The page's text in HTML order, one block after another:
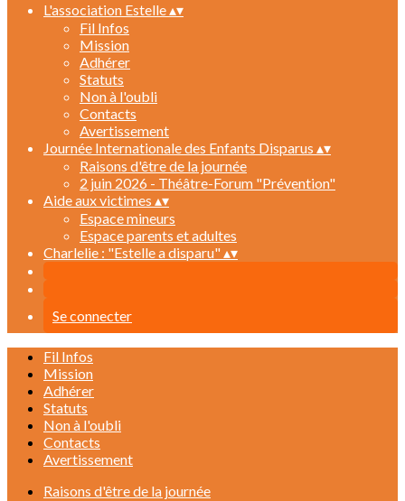
L'association Estelle▴▾
Fil Infos
Mission
Adhérer
Statuts
Non à l'oubli
Contacts
Avertissement
Journée Internationale des Enfants Disparus ▴▾
Raisons d'être de la journée
2 juin 2026 - Théâtre-Forum "Prévention"
Aide aux victimes ▴▾
Espace mineurs
Espace parents et adultes
Charlelie : "Estelle a disparu"▴▾
Se connecter
Fil Infos
Mission
Adhérer
Statuts
Non à l'oubli
Contacts
Avertissement
Raisons d'être de la journée